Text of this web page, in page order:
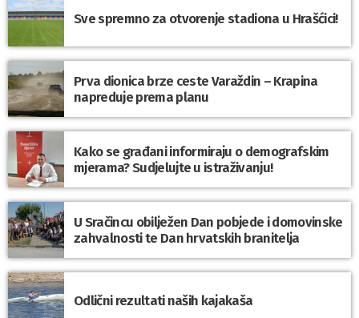
Sve spremno za otvorenje stadiona u Hrašćici!
Prva dionica brze ceste Varaždin – Krapina
napreduje prema planu
Kako se građani informiraju o demografskim
mjerama? Sudjelujte u istraživanju!
U Sračincu obilježen Dan pobjede i domovinske
zahvalnosti te Dan hrvatskih branitelja
Odlični rezultati naših kajakaša